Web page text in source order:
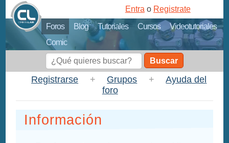
Foros Blog Tutoriales Cursos
Videotutoriales
Comic
Entra o Registrate
Buscar
Registrarse + Grupos +
Ayuda del
foro
Información